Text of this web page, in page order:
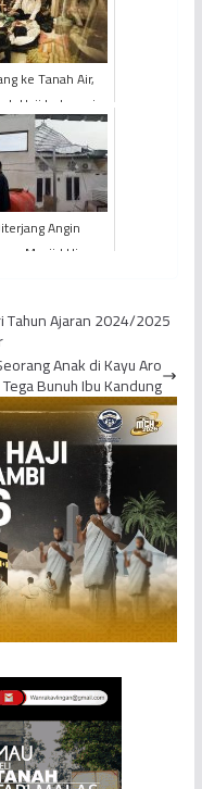
ke Tanah Air,
Haji Indonesia
Bawa Air
Zamzam
Angin
Masjid Hingga
Tahun Ajaran 2024/2025
Anak di Kayu Aro
Bunuh Ibu Kandung